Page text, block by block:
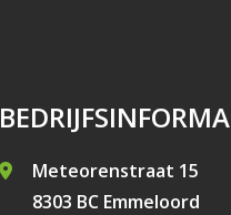
Meteorenstraat 15
8303 BC Emmeloord